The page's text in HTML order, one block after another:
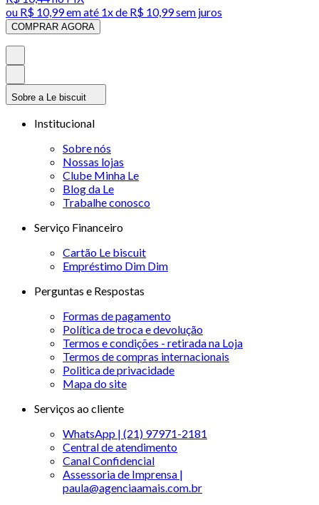
ou R$ 10,99em até 1x de R$ 10,99sem juros
COMPRAR AGORA
Sobre a Le biscuit
Institucional
Sobre nós
Nossas lojas
Clube Minha Le
Blog da Le
Trabalhe conosco
Serviço Financeiro
Cartão Le biscuit
Empréstimo Dim Dim
Perguntas e Respostas
Formas de pagamento
Política de troca e devolução
Termos e condições - retirada na Loja
Termos de compras internacionais
Politica de privacidade
Mapa do site
Serviços ao cliente
WhatsApp | (21) 97971-2181
Central de atendimento
Canal Confidencial
Assessoria de Imprensa |
paula@agenciaamais.com.br